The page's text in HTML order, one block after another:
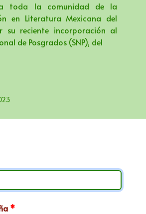
a toda la comunidad de la
en Literatura Mexicana del
su reciente incorporación al
de Posgrados (SNP), del
*